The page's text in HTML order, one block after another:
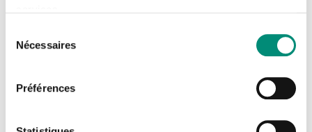
Nécessaires
Préférences
d’appui et d’accompagnement vers l’action à
l’innovation, les échanges sur les retours d’expériences et